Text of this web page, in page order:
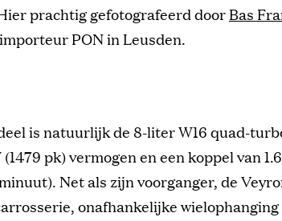
prachtig gefotografeerd doorBas
PON in Leusden.
is natuurlijk de 8-liter W16 quad-
pk) vermogen en een koppel van
Net als zijn voorganger, de
onafhankelijke